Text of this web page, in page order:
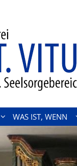
WAS IST, WENN